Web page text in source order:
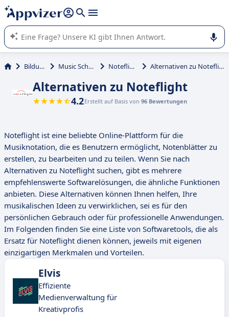
beantworten (mehrere Zeilen mit
Die KI von Appvizer führt Sie bei der Nutzung oder Auswahl
von SaaS-Software in Unternehmen.
Bildung Music School Noteflight Alternativen zu Noteflight
Alternativen zu Noteflight
4.2Erstellt auf Basis von 96 Bewertungen
Noteflight ist eine beliebte Online-Plattform für die
Musiknotation, die es Benutzern ermöglicht, Notenblätter zu
erstellen, zu bearbeiten und zu teilen. Wenn Sie nach
Alternativen zu Noteflight suchen, gibt es mehrere
empfehlenswerte Softwarelösungen, die ähnliche Funktionen
anbieten. Diese Alternativen können Ihnen helfen, Ihre
musikalischen Ideen zu verwirklichen, sei es für den
persönlichen Gebrauch oder für professionelle Anwendungen.
Im Folgenden finden Sie eine Liste von Softwaretools, die als
Ersatz für Noteflight dienen können, jeweils mit eigenen
einzigartigen Merkmalen und Vorteilen.
Elvis
Effiziente
Medienverwaltung für
Kreativprofis